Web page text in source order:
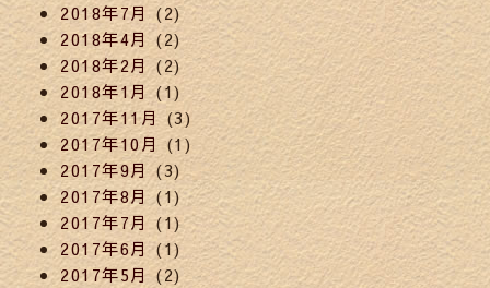
2018年7月 (2)
2018年4月 (2)
2018年2月(2)
2018年1月(1)
2017年11月 (3)
2017年10月 (1)
2017年9月 (3)
2017年8月 (1)
2017年7月 (1)
2017年6月 (1)
2017年5月(2)